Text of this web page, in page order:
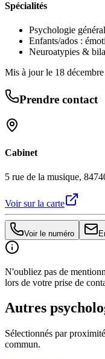
Spécialités
Psychologie
Enfants/ados :
Neuroatypies &
Mis à jour le 18
Prendre contact
Cabinet
5 rue de la musique,
Voir sur la carte
Voir le numéro
N'oubliez pas de
lors de votre prise de
Autres
Sélectionnés par
commun.